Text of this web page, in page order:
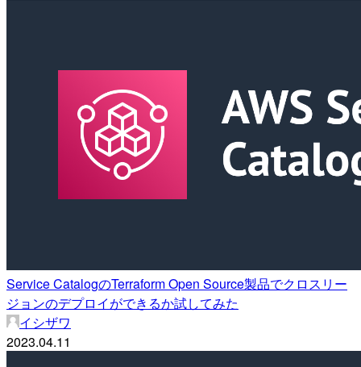
Service CatalogのTerraform Open Source製品でクロスリー
ジョンのデプロイができるか試してみた
イシザワ
2023.04.11